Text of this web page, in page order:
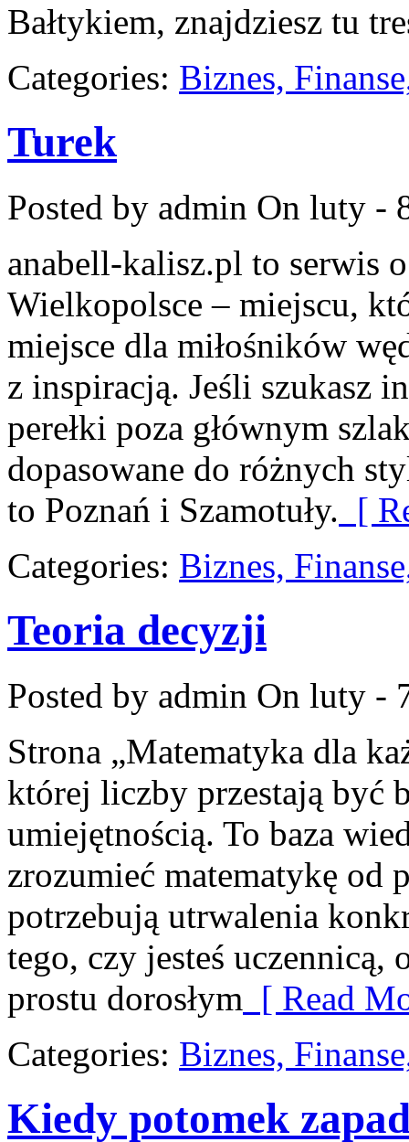
Bałtykiem, znajdziesz tu
Categories: Biznes,
Turek
Posted by admin On luty -
anabell-kalisz.pl to serwis
Wielkopolsce – miejscu,
miejsce dla miłośników
z inspiracją. Jeśli szukasz
perełki poza głównym
dopasowane do różnych
to Poznań i Szamotuły. [
Categories: Biznes,
Teoria decyzji
Posted by admin On luty -
Strona „Matematyka dla
której liczby przestają być
umiejętnością. To baza
zrozumieć matematykę od
potrzebują utrwalenia
tego, czy jesteś uczennicą,
prostu dorosłym [ Read
Categories: Biznes,
Kiedy potomek